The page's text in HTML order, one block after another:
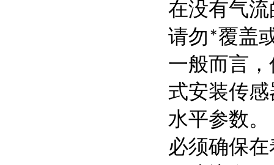
在没有气
请勿*覆盖
一般而言
式安装传
水平参数。
必须确保